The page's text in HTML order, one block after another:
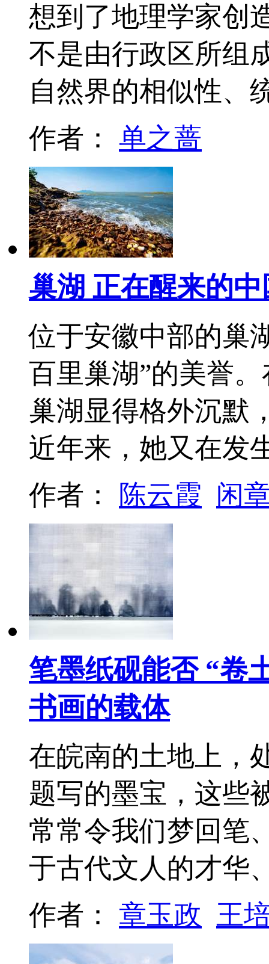
想到了地理学家创
不是由行政区所组
自然界的相似性
作者： 单之蔷
巢湖 正在醒来的
位于安徽中部的巢
百里巢湖”的美誉
巢湖显得格外沉默
近年来，她又在
作者： 陈云霞 闲
笔墨纸砚能否 “卷
书画的载体
在皖南的土地上，
题写的墨宝，这些
常常令我们梦回笔
于古代文人的才
作者： 章玉政 王